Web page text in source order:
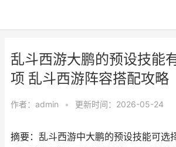
乱斗西游大鹏的预设技能
项 乱斗西游阵容搭配攻略
作者： admin • 更新时间：2026-05-24
摘要：乱斗西游中大鹏的预设技能可选